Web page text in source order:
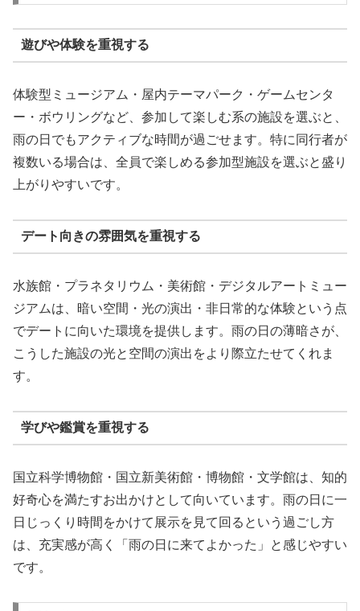
遊びや体験を重視する
体験型ミュージアム・屋内テーマパーク・ゲームセンタ
ー・ボウリングなど、参加して楽しむ系の施設を選ぶと、
雨の日でもアクティブな時間が過ごせます。特に同行者が
複数いる場合は、全員で楽しめる参加型施設を選ぶと盛り
上がりやすいです。
デート向きの雰囲気を重視する
水族館・プラネタリウム・美術館・デジタルアートミュー
ジアムは、暗い空間・光の演出・非日常的な体験という点
でデートに向いた環境を提供します。雨の日の薄暗さが、
こうした施設の光と空間の演出をより際立たせてくれま
す。
学びや鑑賞を重視する
国立科学博物館・国立新美術館・博物館・文学館は、知的
好奇心を満たすお出かけとして向いています。雨の日に一
日じっくり時間をかけて展示を見て回るという過ごし方
は、充実感が高く「雨の日に来てよかった」と感じやすい
です。